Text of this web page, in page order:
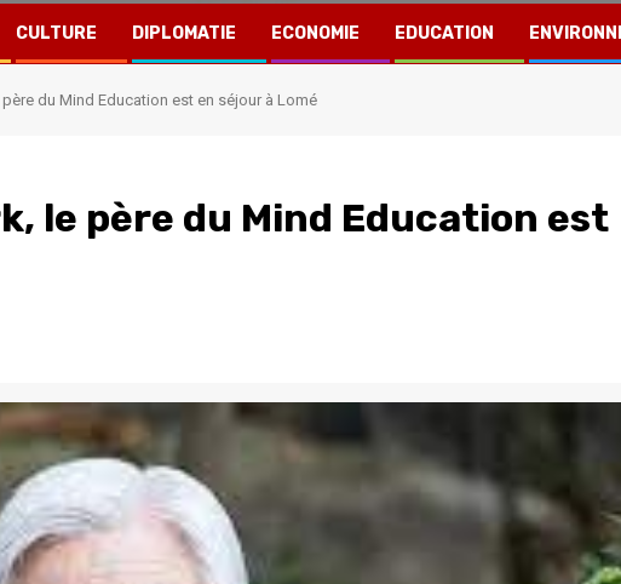
CULTURE DIPLOMATIE ECONOMIE EDUCATION
du Mind Education est en séjour à Lomé
le père du Mind Education est